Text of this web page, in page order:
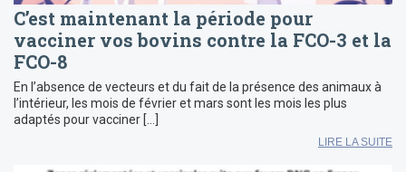
C’est maintenant la période pour
vacciner vos bovins contre la FCO-3 et la
FCO-8
En l’absence de vecteurs et du fait de la présence des animaux à
l’intérieur, les mois de février et mars sont les mois les plus
adaptés pour vacciner […]
LIRE LA SUITE